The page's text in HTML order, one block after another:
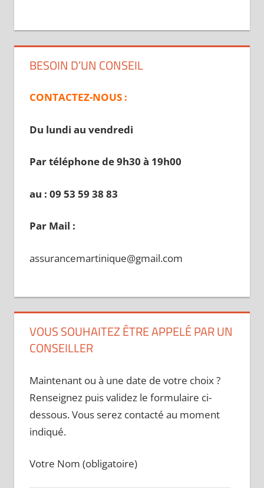
BESOIN D’UN CONSEIL
CONTACTEZ-NOUS :
Du lundi au vendredi
Par téléphone de 9h30 à 19h00
au : 09 53 59 38 83
Par Mail :
assurancemartinique@gmail.com
VOUS SOUHAITEZ ÊTRE APPELÉ PAR UN
CONSEILLER
Maintenant ou à une date de votre choix ?
Renseignez puis validez le formulaire ci-
dessous. Vous serez contacté au moment
indiqué.
Votre Nom (obligatoire)